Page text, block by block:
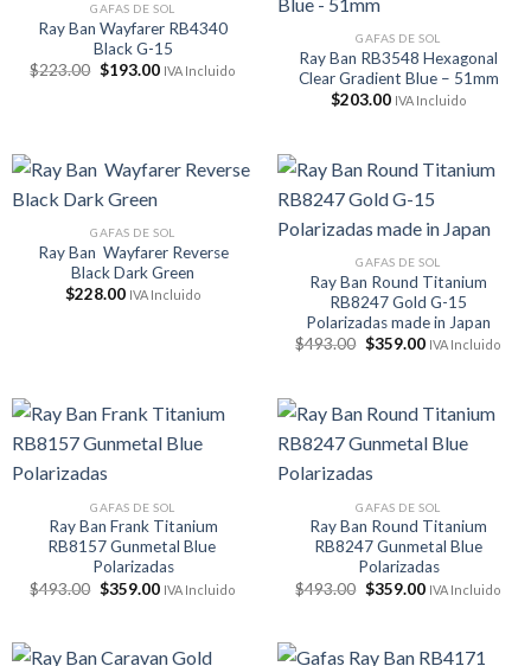
GAFAS DE SOL
Ray Ban Wayfarer RB4340
Black G-15
$223.00 El
$193.00ElIVA Incluido
GAFAS DE SOL
Ray Ban RB3548 Hexagonal
Clear Gradient Blue – 51mm
$203.00 IVA Incluido
GAFAS DE SOL
Ray Ban Wayfarer Reverse
Black Dark Green
$228.00 IVA Incluido
GAFAS DE SOL
Ray Ban Round Titanium
RB8247 Gold G-15
Polarizadas made in Japan
$493.00 El
$493.00.
$359.00El
$359.00.
IVA Incluido
GAFAS DE SOL
Ray Ban Frank Titanium
RB8157 Gunmetal Blue
Polarizadas
$493.00 El
$493.00.
$359.00El
$359.00.
IVA Incluido
GAFAS DE SOL
Ray Ban Round Titanium
RB8247 Gunmetal Blue
Polarizadas
$493.00 El
$493.00.
$359.00El
$359.00.
IVA Incluido